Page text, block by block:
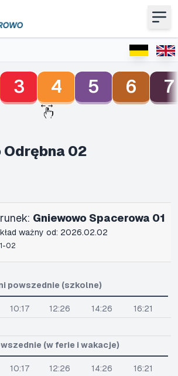
3 4 5 6 7
02
Gniewowo Spacerowa 01
ważny od: 2026.02.02
02
powszednie (szkolne)
10:17 12:26 14:26
16:21
(w ferie i wakacje)
10:17 12:26 14:26
16:21